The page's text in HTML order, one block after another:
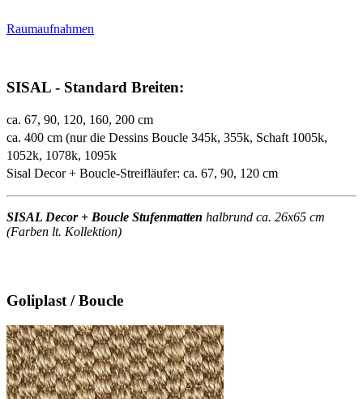
Raumaufnahmen
SISAL - Standard Breiten:
ca. 67, 90, 120, 160, 200 cm
ca. 400 cm (nur die Dessins Boucle 345k, 355k, Schaft 1005k,
1052k, 1078k, 1095k
Sisal Decor + Boucle-Streifläufer: ca. 67, 90, 120 cm
SISAL Decor + Boucle Stufenmatten halbrund ca. 26x65 cm
(Farben lt. Kollektion)
Goliplast / Boucle